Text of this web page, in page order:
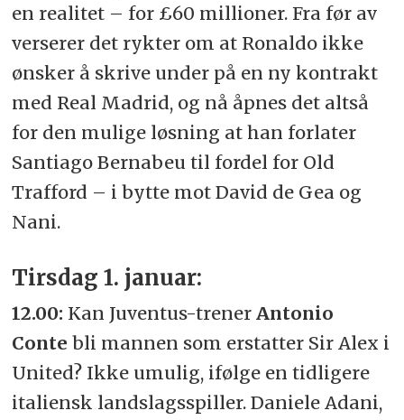
en realitet – for £60 millioner. Fra før av
verserer det rykter om at Ronaldo ikke
ønsker å skrive under på en ny kontrakt
med Real Madrid, og nå åpnes det altså
for den mulige løsning at han forlater
Santiago Bernabeu til fordel for Old
Trafford – i bytte mot David de Gea og
Nani.
Tirsdag 1. januar:
12.00: Kan Juventus-trener Antonio
Conte bli mannen som erstatter Sir Alex i
United? Ikke umulig, ifølge en tidligere
italiensk landslagsspiller. Daniele Adani,